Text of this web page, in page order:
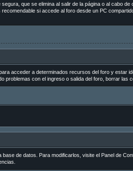
que se elimina al salir de la página o al cabo
si accede al foro desde un PC
acceder a determinados recursos del foro y estar
problemas con el ingreso o salida del foro, borrar las
de datos. Para modificarlos, visite el Panel de